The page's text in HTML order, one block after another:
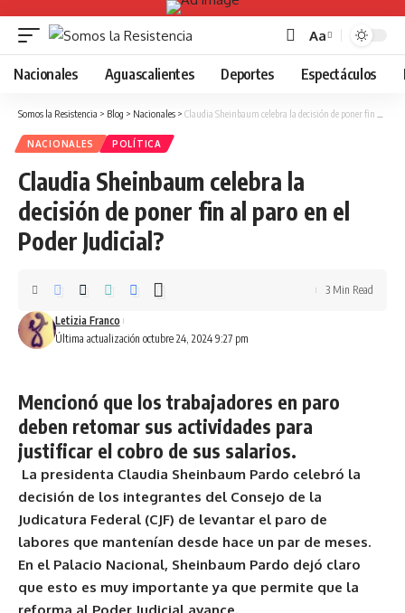
Font
Resizer
Aa
Nacionales Aguascalientes Deportes Espectáculos
Somos la Resistencia > Blog > Nacionales > Claudia Sheinbaum celebra la decisión de poner fin al paro en el Poder Judicial?
NACIONALES POLÍTICA
Claudia Sheinbaum celebra la
decisión de poner fin al paro en el
Poder Judicial?
Última actualización octubre 24, 2024 9:27 pm
Letizia Franco
3 Min Read
Mencionó que los trabajadores en paro
deben retomar sus actividades para
justificar el cobro de sus salarios.
La presidenta Claudia Sheinbaum Pardo celebró la
decisión de los integrantes del Consejo de la
Judicatura Federal (CJF) de levantar el paro de
labores que mantenían desde hace un par de meses.
En el Palacio Nacional, Sheinbaum Pardo dejó claro
que esto es muy importante ya que permite que la